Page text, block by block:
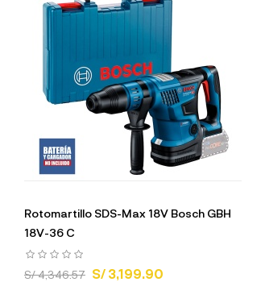
Rotomartillo SDS-Max 18V Bosch GBH
18V-36 C
S/ 4,346.57 S/ 3,199.90